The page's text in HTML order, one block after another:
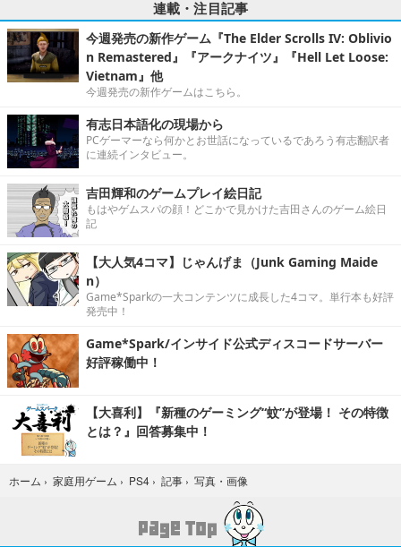
連載・注目記事
今週発売の新作ゲーム『The Elder Scrolls IV: Oblivio
n Remastered』『アークナイツ』『Hell Let Loose:
Vietnam』他
今週発売の新作ゲームはこちら。
有志日本語化の現場から
PCゲーマーなら何かとお世話になっているであろう有志翻訳者
に連続インタビュー。
吉田輝和のゲームプレイ絵日記
もはやゲムスパの顔！どこかで見かけた吉田さんのゲーム絵日
記
【大人気4コマ】じゃんげま（Junk Gaming Maide
n）
Game*Sparkの一大コンテンツに成長した4コマ。単行本も好評
発売中！
Game*Spark/インサイド公式ディスコードサーバー
好評稼働中！
【大喜利】『新種のゲーミング“蚊”が登場！ その特徴
とは？』回答募集中！
ホーム › 家庭用ゲーム › PS4 › 記事 › 写真・画像